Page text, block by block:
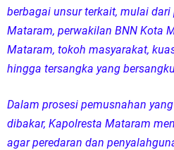
berbagai unsur terkait, mulai
Mataram, perwakilan BNN Kota
Mataram, tokoh masyarakat,
hingga tersangka yang
Dalam prosesi pemusnahan
dibakar, Kapolresta Mataram
agar peredaran dan